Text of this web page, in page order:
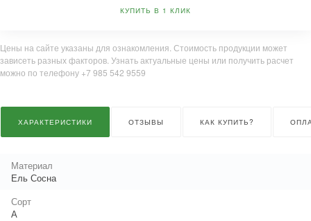
КУПИТЬ В 1 КЛИК
Цены на сайте указаны для ознакомления. Стоимость продукции может
зависеть разных факторов. Узнать актуальные цены или получить расчет
можно по телефону +7 985 542 9559
ХАРАКТЕРИСТИКИ ОТЗЫВЫ КАК КУПИТЬ?
Материал
Ель Сосна
Сорт
А